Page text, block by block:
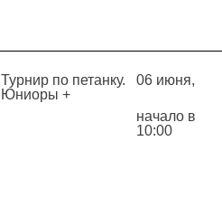
Турнир по петанку.
Юниоры +
06 июня,
начало в
10:00